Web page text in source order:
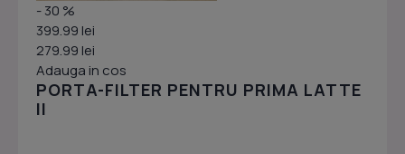
- 30 %
399.99 lei
279.99 lei
Adauga in cos
PORTA-FILTER PENTRU PRIMA LATTE
II